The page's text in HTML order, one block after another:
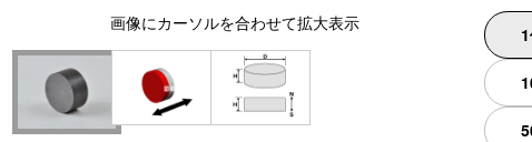
画像にカーソルを合わせて拡大表示